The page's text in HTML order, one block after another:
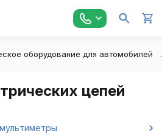
оборудование для автомобилей
цепей